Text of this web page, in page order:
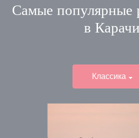
Самые популярные
в Карачи
Классика